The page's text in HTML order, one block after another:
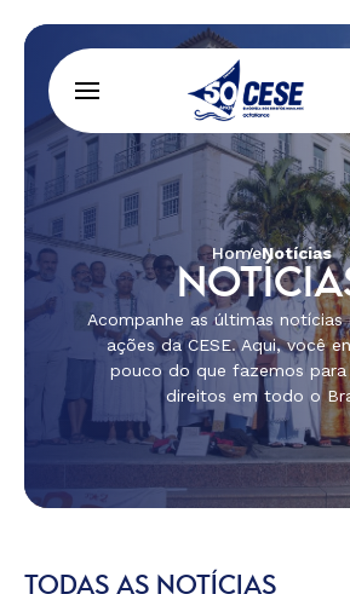
HomeNotícias
Acompanhe as últimas notícias
ações da CESE. Aqui, você
pouco do que fazemos
direitos em todo o
TODAS AS NOTÍCIAS